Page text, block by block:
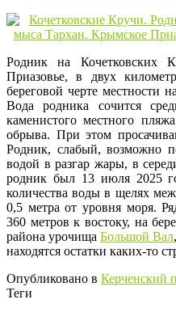
Родник на Кочетковских
Приазовье, в двух
береговой черте местности
Вода родника сочится
каменистого местного
обрыва. При этом
Родник, слабый, возможно
водой в разгар жары, в
родник был 13 июля 2025
количества воды в щелях
0,5 метра от уровня моря.
360 метров к востоку, на
района урочищаБольшой Вал
находятся остатки каких-то
Опубликовано в Керченский
Теги